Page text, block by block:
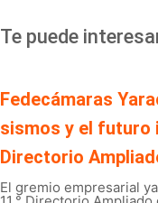
Te puede
Fedecámaras
sismos y el futuro
Directorio
El gremio empresarial